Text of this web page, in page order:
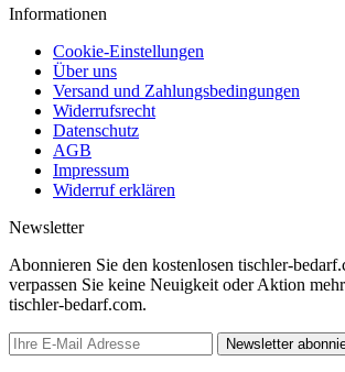
Informationen
Cookie-Einstellungen
Über uns
Versand und Zahlungsbedingungen
Widerrufsrecht
Datenschutz
AGB
Impressum
Widerruf erklären
Newsletter
Abonnieren Sie den kostenlosen tischler-
verpassen Sie keine Neuigkeit oder Aktion
tischler-bedarf.com.
Newsletter